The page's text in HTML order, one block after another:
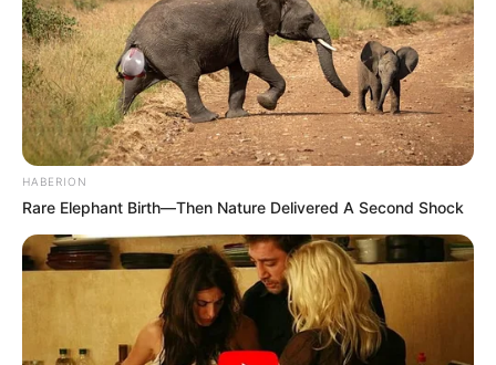
HABERION
Rare Elephant Birth—Then Nature Delivered A Second Shock